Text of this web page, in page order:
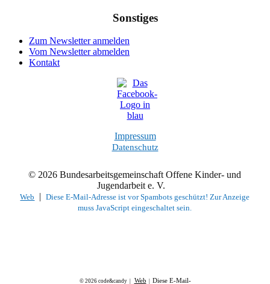
Sonstiges
Zum Newsletter anmelden
Vom Newsletter abmelden
Kontakt
Impressum
Datenschutz
© 2026 Bundesarbeitsgemeinschaft Offene Kinder- und
Jugendarbeit e. V.
Web |Diese E-Mail-Adresse ist vor Spambots geschützt! Zur Anzeige
muss JavaScript eingeschaltet sein.
© 2026 code&candy | Web Diese E-Mail-